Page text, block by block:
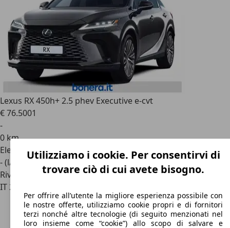
Lexus RX 450h+ 2.5 phev Executive e-cvt
€ 76.5001
-
0 km
Elettrica/Benzina
- (l/100 km)
Rivenditore
IT 25135
Utilizziamo i cookie. Per consentirvi di
trovare ciò di cui avete bisogno.
Per offrire all’utente la migliore esperienza possibile con
le nostre offerte, utilizziamo cookie propri e di fornitori
terzi nonché altre tecnologie (di seguito menzionati nel
loro insieme come “cookie”) allo scopo di salvare e